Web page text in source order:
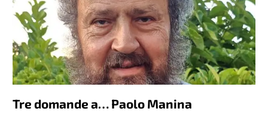
Tre domande a… Paolo Manina